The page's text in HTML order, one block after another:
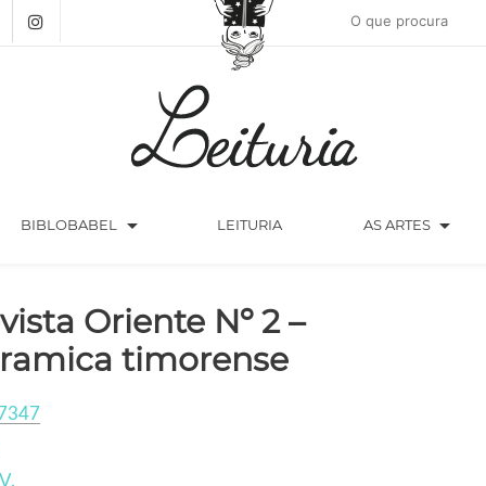
BIBLOBABEL arrow_drop_down LEITURIA AS ARTES arrow_drop_down
Oriente Nº 2 –
timorense